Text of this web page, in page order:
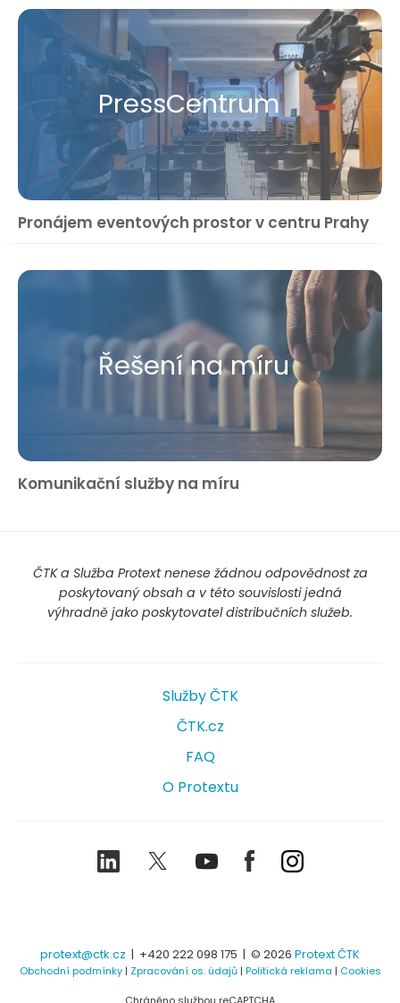
Press​Centrum
Pronájem eventových prostor v centru Prahy
Řešení na míru
Komunikační služby na míru
ČTK a Služba Protext nenese žádnou odpovědnost za
poskytovaný obsah a v této souvislosti jedná
výhradně jako poskytovatel distribučních služeb.
Služby ČTK
ČTK.cz
FAQ
O Protextu
LinkedIn TwitterYoutubeFacebookInstagram
protext@ctk.cz | +420 222 098 175 | © 2026 Protext ČTK
Obchodní podmínky| Zpracování os. údajů| Politická reklama | Cookies